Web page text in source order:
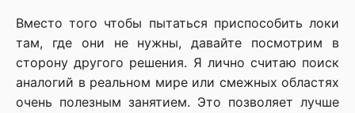
Вместо того чтобы пытаться приспособить локи
там, где они не нужны, давайте посмотрим в
сторону другого решения. Я лично считаю поиск
аналогий в реальном мире или смежных областях
очень полезным занятием. Это позволяет лучше